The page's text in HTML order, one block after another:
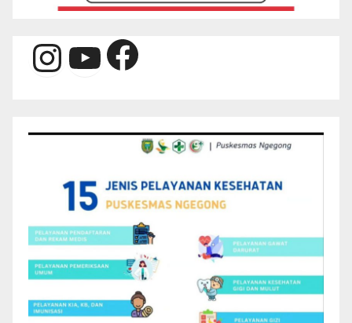
Instagram
YouTube
Facebook